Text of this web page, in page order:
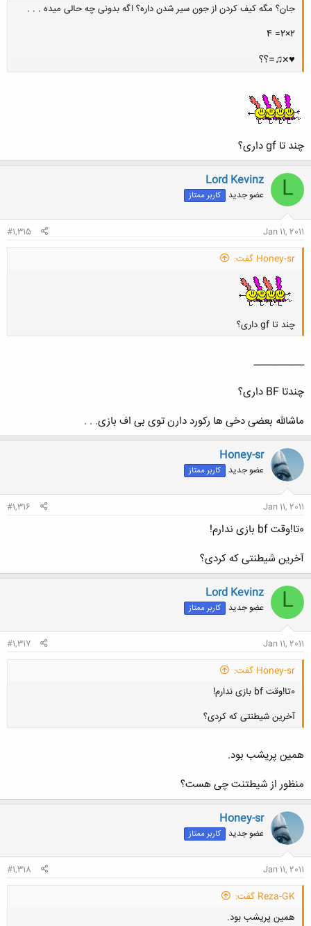
جان؟ مگه کیف کردن از جون سیر شدن داره؟ اگه بدونی چه حالی میده . . .
2×2= 4
♥×♫=؟؟
چند تا gf داری؟
L
Lord Kevinz
عضو جدید کاربر ممتاز
Jan 11, 2011
#1,315
Honey-sr گفت:
چند تا gf داری؟
ــــــــــــ
چندتا BF داری؟
ماشالله بعضی دخی ها رکورد دارن توی بی اف بازی. . .
Honey-sr
عضو جدید کاربر ممتاز
Jan 11, 2011
#1,316
0تا!وقت bf بازی ندارم!
آخرین شیطنتی که کردی؟
L
Lord Kevinz
عضو جدید کاربر ممتاز
Jan 11, 2011
#1,317
Honey-sr گفت:
0تا!وقت bf بازی ندارم!
آخرین شیطنتی که کردی؟
کلیک کنید تا باز شود...
همین پریشب بود.
منظور از شیطتنت چی هست؟
Honey-sr
عضو جدید کاربر ممتاز
Jan 11, 2011
#1,318
Reza-GK گفت:
همین پریشب بود.